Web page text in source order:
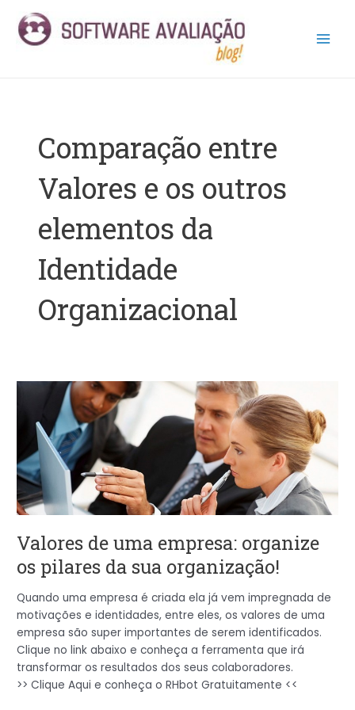
para
Comparação entre
Valores e os outros
elementos da
Identidade
Organizacional
Valores de uma empresa: organize
os pilares da sua organização!
Quando uma empresa é criada ela já vem impregnada de
motivações e identidades, entre eles, os valores de uma
empresa são super importantes de serem identificados.
Clique no link abaixo e conheça a ferramenta que irá
transformar os resultados dos seus colaboradores.
>> Clique Aqui e conheça o RHbot Gratuitamente <<
Valores
uma
empresa:
organize
os
pilares
da
organização!